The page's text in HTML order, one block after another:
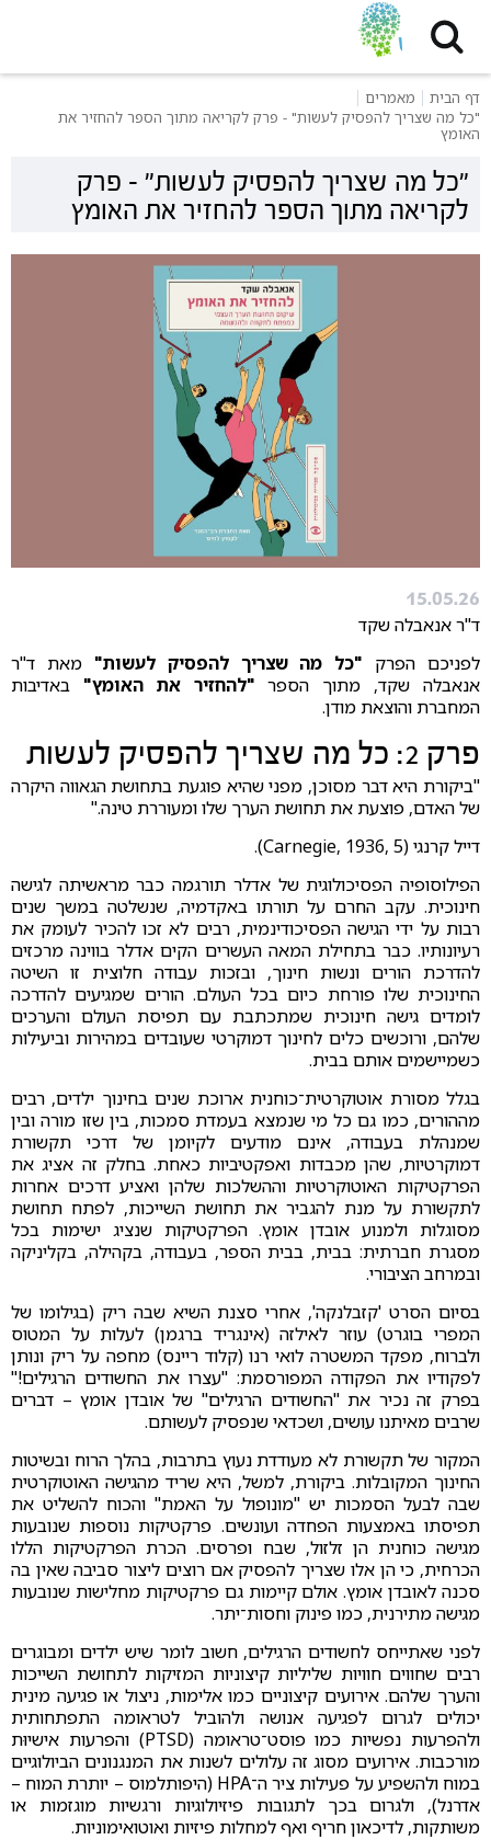
דף הבית
מאמרים
"כל מה שצריך להפסיק לעשות" - פרק לקריאה מתוך הספר להחזיר את
האומץ
"כל מה שצריך להפסיק לעשות" - פרק
לקריאה מתוך הספר להחזיר את האומץ
15.05.26
ד"ר אנאבלה שקד
לפניכם הפרק "כל מה שצריך להפסיק לעשות" מאת ד"ר
אנאבלה שקד, מתוך הספר "להחזיר את האומץ" באדיבות
המחברת והוצאת מודן.
פרק 2: כל מה שצריך להפסיק לעשות
"ביקורת היא דבר מסוכן, מפני שהיא פוגעת בתחושת הגאווה היקרה
של האדם, פוצעת את תחושת הערך שלו ומעוררת טינה."
דייל קרנגי (Carnegie, 1936, 5).
הפילוסופיה הפסיכולוגית של אדלר תורגמה כבר מראשיתה לגישה
חינוכית. עקב החרם על תורתו באקדמיה, שנשלטה במשך שנים
רבות על ידי הגישה הפסיכודינמית, רבים לא זכו להכיר לעומק את
רעיונותיו. כבר בתחילת המאה העשרים הקים אדלר בווינה מרכזים
להדרכת הורים ונשות חינוך, ובזכות עבודה חלוצית זו השיטה
החינוכית שלו פורחת כיום בכל העולם. הורים שמגיעים להדרכה
לומדים גישה חינוכית שמתכתבת עם תפיסת העולם והערכים
שלהם, ורוכשים כלים לחינוך דמוקרטי שעובדים במהירות וביעילות
כשמיישמים אותם בבית.
בגלל מסורת אוטוקרטית־כוחנית ארוכת שנים בחינוך ילדים, רבים
מההורים, כמו גם כל מי שנמצא בעמדת סמכות, בין שזו מורה ובין
שמנהלת בעבודה, אינם מודעים לקיומן של דרכי תקשורת
דמוקרטיות, שהן מכבדות ואפקטיביות כאחת. בחלק זה אציג את
הפרקטיקות האוטוקרטיות וההשלכות שלהן ואציע דרכים אחרות
לתקשורת על מנת להגביר את תחושת השייכות, לפתח תחושת
מסוגלות ולמנוע אובדן אומץ. הפרקטיקות שנציג ישימות בכל
מסגרת חברתית: בבית, בבית הספר, בעבודה, בקהילה, בקליניקה
ובמרחב הציבורי.
בסיום הסרט 'קזבלנקה', אחרי סצנת השיא שבה ריק (בגילומו של
המפרי בוגרט) עוזר לאילזה (אינגריד ברגמן) לעלות על המטוס
ולברוח, מפקד המשטרה לואי רנו (קלוד ריינס) מחפה על ריק ונותן
לפקודיו את הפקודה המפורסמת: "עצרו את החשודים הרגילים!"
בפרק זה נכיר את "החשודים הרגילים" של אובדן אומץ – דברים
שרבים מאיתנו עושים, ושכדאי שנפסיק לעשותם.
המקור של תקשורת לא מעודדת נעוץ בתרבות, בהלך הרוח ובשיטות
החינוך המקובלות. ביקורת, למשל, היא שריד מהגישה האוטוקרטית
שבה לבעל הסמכות יש "מונופול על האמת" והכוח להשליט את
תפיסתו באמצעות הפחדה ועונשים. פרקטיקות נוספות שנובעות
מגישה כוחנית הן זלזול, שבח ופרסים. הכרת הפרקטיקות הללו
הכרחית, כי הן אלו שצריך להפסיק אם רוצים ליצור סביבה שאין בה
סכנה לאובדן אומץ. אולם קיימות גם פרקטיקות מחלישות שנובעות
מגישה מתירנית, כמו פינוק וחסות־יתר.
לפני שאתייחס לחשודים הרגילים, חשוב לומר שיש ילדים ומבוגרים
רבים שחווים חוויות שליליות קיצוניות המזיקות לתחושת השייכות
והערך שלהם. אירועים קיצוניים כמו אלימות, ניצול או פגיעה מינית
יכולים לגרום לפגיעה אנושה ולהוביל לטראומה התפתחותית
ולהפרעות נפשיות כמו פוסט־טראומה (PTSD) והפרעות אישיוּת
מורכבות. אירועים מסוג זה עלולים לשנות את המנגנונים הביולוגיים
במוח ולהשפיע על פעילות ציר ה־HPA (היפותלמוס – יותרת המוח –
אדרנל), ולגרום בכך לתגובות פיזיולוגיות ורגשיות מוגזמות או
משותקות, לדיכאון חריף ואף למחלות פיזיות ואוטואימוניות.